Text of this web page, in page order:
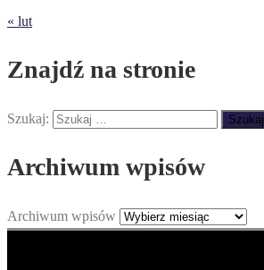
« lut
Znajdź na stronie
Szukaj:
Archiwum wpisów
Archiwum wpisów